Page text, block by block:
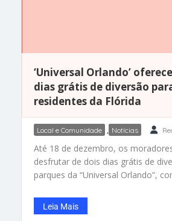
‘Universal Orlando’
dias grátis de diversão
residentes da Flórida
Local e Comunidade , Notícias
Até 18 de dezembro, os
desfrutar de dois dias grátis de
parques da “Universal Orlando”,
da empresa de entretenimento.
funciona Da Redação – “Universal
Leia Mais